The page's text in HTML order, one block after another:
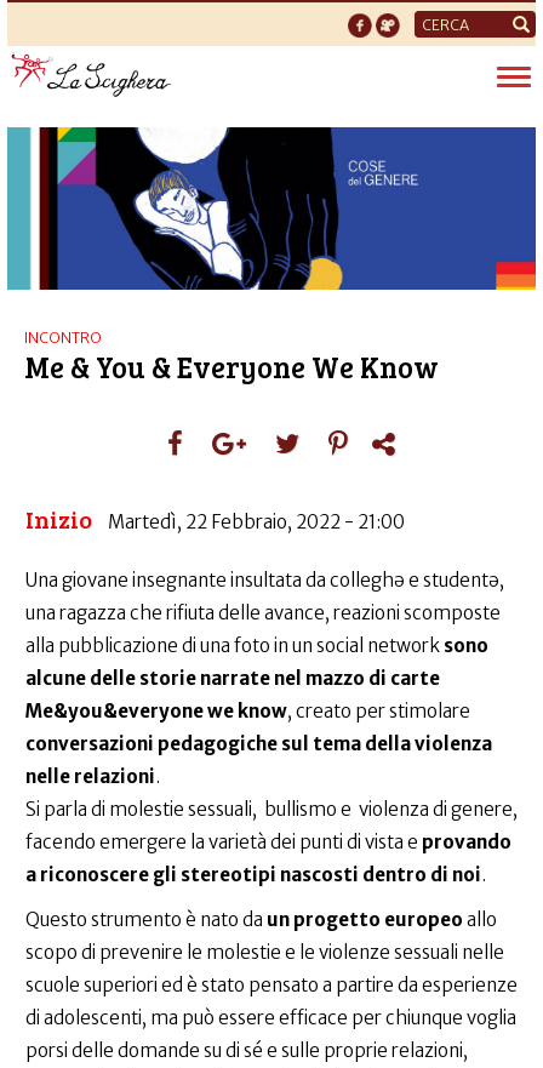
Form
di
ricerca
INCONTRO
Me & You & Everyone We Know
Inizio Martedì, 22 Febbraio, 2022 - 21:00
Una giovane insegnante insultata da colleghə e studentə,
una ragazza che rifiuta delle avance, reazioni scomposte
alla pubblicazione di una foto in un social network sono
alcune delle storie narrate nel mazzo di carte
Me&you&everyone we know, creato per stimolare
conversazioni pedagogiche sul tema della violenza
nelle relazioni.
Si parla di molestie sessuali, bullismo e violenza di genere,
facendo emergere la varietà dei punti di vista e provando
a riconoscere gli stereotipi nascosti dentro di noi.
Questo strumento è nato da un progetto europeo allo
scopo di prevenire le molestie e le violenze sessuali nelle
scuole superiori ed è stato pensato a partire da esperienze
di adolescenti, ma può essere efficace per chiunque voglia
porsi delle domande su di sé e sulle proprie relazioni,